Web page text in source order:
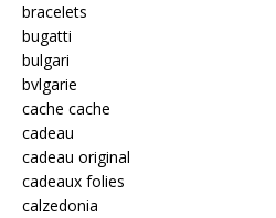
bracelets
bugatti
bulgari
bvlgarie
cache cache
cadeau
cadeau original
cadeaux folies
calzedonia